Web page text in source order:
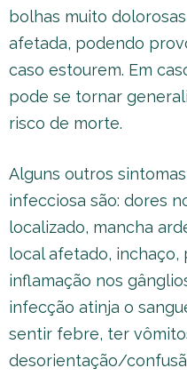
bolhas muito
afetada, podendo
caso estourem. Em
pode se tornar
risco de morte.
Alguns outros
infecciosa são: dores
localizado, mancha
local afetado,
inflamação nos
infecção atinja o
sentir febre, ter
desorientação/